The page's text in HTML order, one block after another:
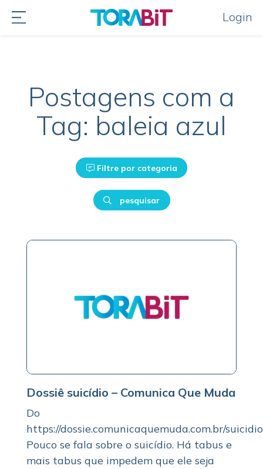
Login
Postagens com a
Tag: baleia azul
Filtre por categoria
pesquisar
Dossiê suicídio – Comunica Que Muda
Do
https://dossie.comunicaquemuda.com.br/
Pouco se fala sobre o suicídio. Há tabus e
mais tabus que impedem que ele seja